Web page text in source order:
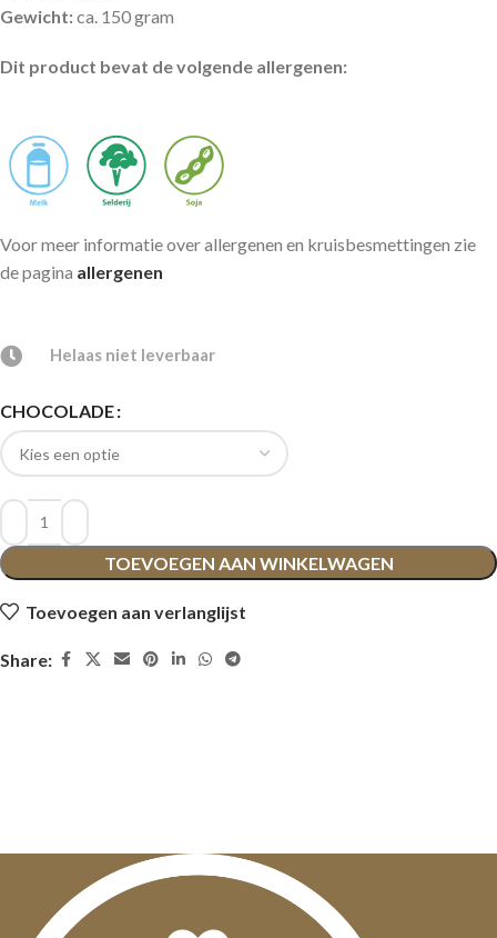
Gewicht:ca. 150 gram
Dit product bevat de volgende allergenen:
Voor meer informatie over allergenen en kruisbesmettingen zie
de pagina allergenen
Helaas niet leverbaar
CHOCOLADE
TOEVOEGEN AAN WINKELWAGEN
Toevoegen aan verlanglijst
Share: